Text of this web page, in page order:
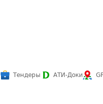
Тендеры АТИ-Доки